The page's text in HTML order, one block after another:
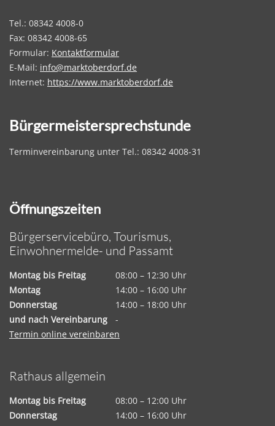
Tel.: 08342 4008-0
Fax: 08342 4008-65
Formular: Kontaktformular
E-Mail: info@marktoberdorf.de
Internet: https://www.marktoberdorf.de
Bürgermeistersprechstunde
Terminvereinbarung unter Tel.: 08342 4008-31
Öffnungszeiten
Bürgerservicebüro, Tourismus,
Einwohnermelde- und Passamt
Montag bis Freitag
08:00 – 12:30 Uhr
Montag
14:00 – 16:00 Uhr
Donnerstag
14:00 – 18:00 Uhr
und nach Vereinbarung
-
Termin online vereinbaren
Rathaus allgemein
Montag bis Freitag
08:00 – 12:00 Uhr
Donnerstag
14:00 – 16:00 Uhr